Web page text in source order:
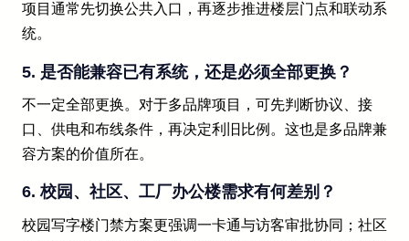
项目通常先切换公共入口，再逐步推进楼层门点和联动系
统。
5. 是否能兼容已有系统，还是必须全部更换？
不一定全部更换。对于多品牌项目，可先判断协议、接
口、供电和布线条件，再决定利旧比例。这也是多品牌兼
容方案的价值所在。
6. 校园、社区、工厂办公楼需求有何差别？
校园写字楼门禁方案更强调一卡通与访客审批协同；社区